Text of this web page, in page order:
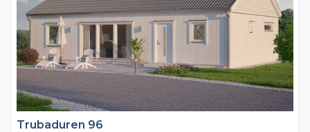
egen utgång till trädgården.
Trubaduren 96